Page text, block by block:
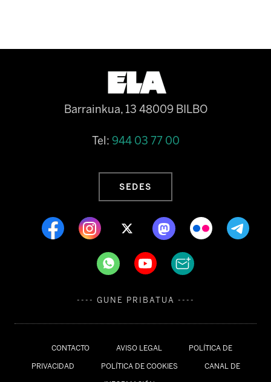
CONTACTO AVISO LEGAL POLÍTICA DE
PRIVACIDAD POLÍTICA DE COOKIES CANAL DE
Barrainkua, 13 48009 BILBO
Tel: 944 03 77 00
SEDES
---- GUNE PRIBATUA ----